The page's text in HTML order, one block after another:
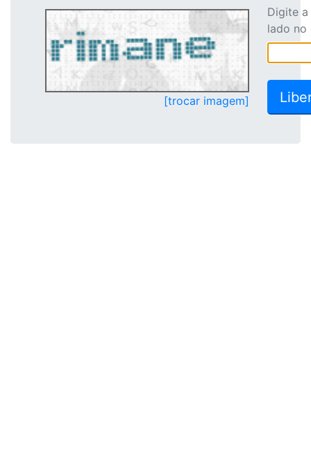
[trocar imagem]
Digite
lado no